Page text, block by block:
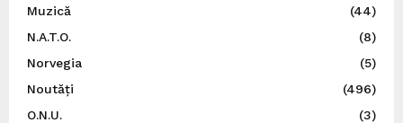
Muzică
(44)
N.A.T.O.
(8)
Norvegia
(5)
Noutăți
(496)
O.N.U.
(3)